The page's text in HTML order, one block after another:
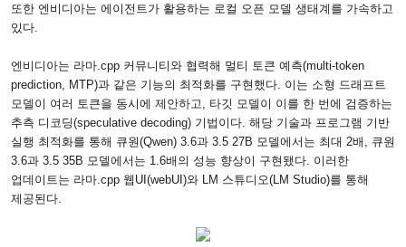
또한 엔비디아는 에이전트가 활용하는 로컬 오픈 모델 생태계를 가속하고
있다
엔비디아는 라마 .cpp 커뮤니티와 협력해 멀티 토큰 예측(multi-token
prediction, MTP)과 같은 기능의 최적화를 구현했다 이는 소형 드래프트
모델이 여러 토큰을 동시에 제안하고
타깃 모델이 이를 한 번에 검증하는
추측 디코딩(speculative decoding) 기법이다 해당 기술과 프로그램 기반
실행 최적화를 통해 큐원(Qwen) 3.6과 3.5 27B 모델에서는 최대 2배
큐원
3.6과 3.5 35B 모델에서는 1.6배의 성능 향상이 구현됐다 이러한
업데이트는 라마 .cpp 웹 UI(webUI)와 LM 스튜디오(LM Studio)를 통해
제공된다